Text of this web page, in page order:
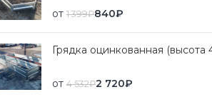
от 1 399₽840₽
Грядка оцинкованная (высота
от 4 532₽2 720₽